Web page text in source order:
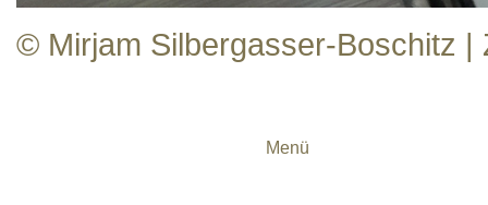
© Mirjam Silbergasser-Boschitz |
Menü